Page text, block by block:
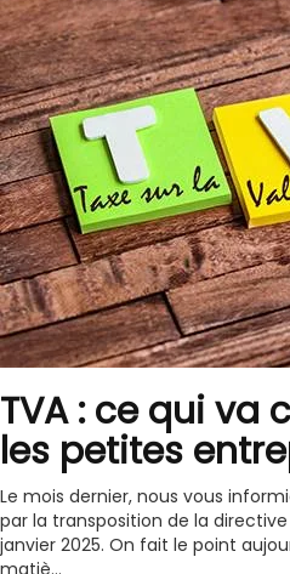
TVA : ce qui va
les petites
Le mois dernier, nous vous
par la transposition de la directive
janvier 2025. On fait le point
matiè...